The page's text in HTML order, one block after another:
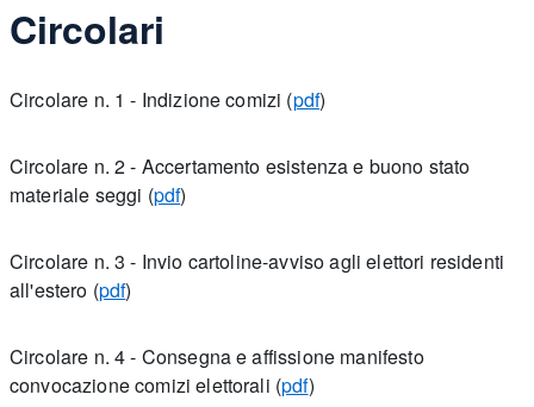
Circolari
Circolare n. 1 - Indizione comizi (pdf)
Circolare n. 2 - Accertamento esistenza e buono stato
materiale seggi (pdf)
Circolare n. 3 - Invio cartoline-avviso agli elettori residenti
all'estero (pdf)
Circolare n. 4 - Consegna e affissione manifesto
convocazione comizi elettorali (pdf)